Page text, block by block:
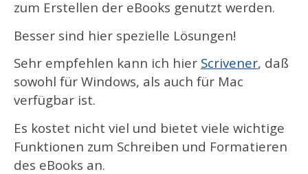
zum Erstellen der eBooks genutzt werden.
Besser sind hier spezielle Lösungen!
Sehr empfehlen kann ich hier Scrivener, daß
sowohl für Windows, als auch für Mac
verfügbar ist.
Es kostet nicht viel und bietet viele wichtige
Funktionen zum Schreiben und Formatieren
des eBooks an.